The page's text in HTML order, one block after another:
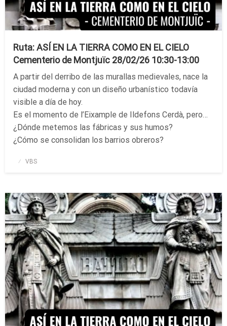
Ruta: ASÍ EN LA TIERRA COMO EN EL CIELO
Cementerio de Montjuïc 28/02/26 10:30-13:00
A partir del derribo de las murallas medievales, nace la
ciudad moderna y con un diseño urbanístico todavía
visible a día de hoy.
Es el momento de l’Eixample de Ildefons Cerdà, pero…
¿Dónde metemos las fábricas y sus humos?
¿Cómo se consolidan los barrios obreros?
Publicado
VBS